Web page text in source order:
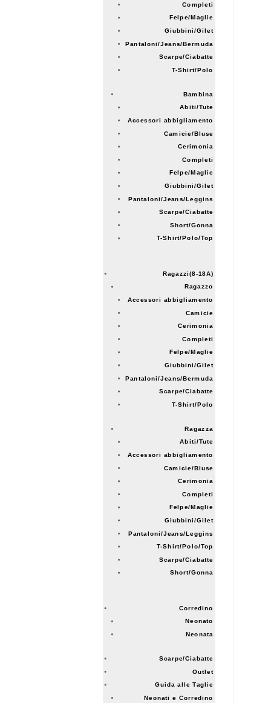
Completi
Felpe/Maglie
Giubbini/Gilet
Pantaloni/Jeans/Bermuda
Scarpe/Ciabatte
T-Shirt/Polo
Bambina
Abiti/Tute
Accessori abbigliamento
Camicie/Bluse
Cerimonia
Completi
Felpe/Maglie
Giubbini/Gilet
Pantaloni/Jeans/Leggins
Scarpe/Ciabatte
Short/Gonna
T-Shirt/Polo/Top
Ragazzi(8-18A)
Ragazzo
Accessori abbigliamento
Camicie
Cerimonia
Completi
Felpe/Maglie
Giubbini/Gilet
Pantaloni/Jeans/Bermuda
Scarpe/Ciabatte
T-Shirt/Polo
Ragazza
Abiti/Tute
Accessori abbigliamento
Camicie/Bluse
Cerimonia
Completi
Felpe/Maglie
Giubbini/Gilet
Pantaloni/Jeans/Leggins
T-Shirt/Polo/Top
Scarpe/Ciabatte
Short/Gonna
Corredino
Neonato
Neonata
Scarpe/Ciabatte
Outlet
Guida alle Taglie
Neonati e Corredino